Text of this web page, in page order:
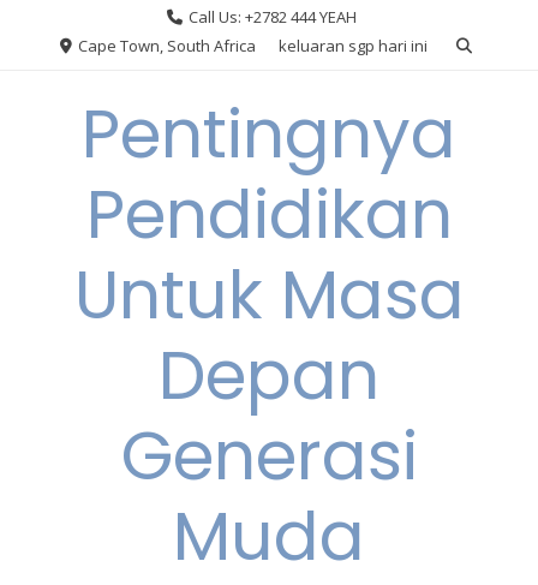
Call Us: +2782 444 YEAH
Cape Town, South Africa
keluaran sgp hari ini
Pentingnya
Pendidikan
Untuk Masa
Depan
Generasi
Muda